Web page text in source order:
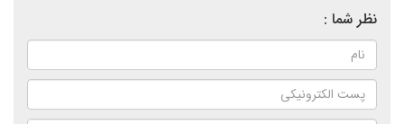
نظر شما :